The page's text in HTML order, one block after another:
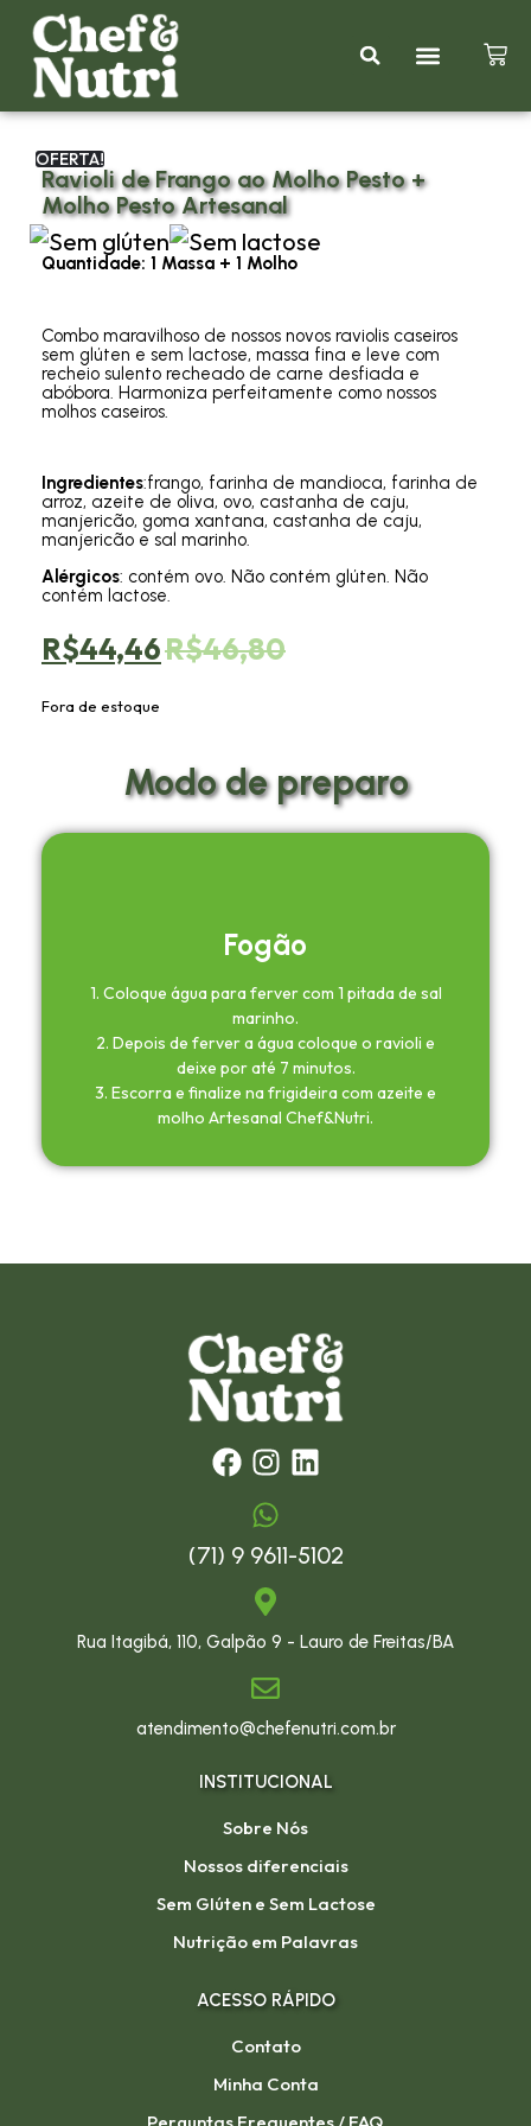
OFERTA!
Ravioli de Frango ao Molho Pesto +
Molho Pesto Artesanal
Quantidade: 1 Massa + 1 Molho
Combo maravilhoso de nossos novos raviolis caseiros
sem glúten e sem lactose, massa fina e leve com
recheio sulento recheado de carne desfiada e
abóbora. Harmoniza perfeitamente como nossos
molhos caseiros.
Ingredientes:frango, farinha de mandioca, farinha de
arroz, azeite de oliva, ovo, castanha de caju,
manjericão, goma xantana, castanha de caju,
manjericão e sal marinho.
Alérgicos: contém ovo. Não contém glúten. Não
contém lactose.
R$44,46R$46,80
Fora de estoque
Modo de preparo
Fogão
1. Coloque água para ferver com 1 pitada de sal
marinho.
2. Depois de ferver a água coloque o ravioli e
deixe por até 7 minutos.
3. Escorra e finalize na frigideira com azeite e
molho Artesanal Chef&Nutri.
(71) 9 9611-5102
Rua Itagibá, 110, Galpão 9 - Lauro de Freitas/BA
atendimento@chefenutri.com.br
INSTITUCIONAL
Sobre Nós
Nossos diferenciais
Sem Glúten e Sem Lactose
Nutrição em Palavras
ACESSO RÁPIDO
Contato
Minha Conta